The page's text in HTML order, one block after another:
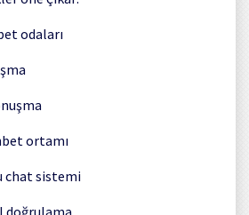
odaları
ortamı
chat sistemi
doğrulama